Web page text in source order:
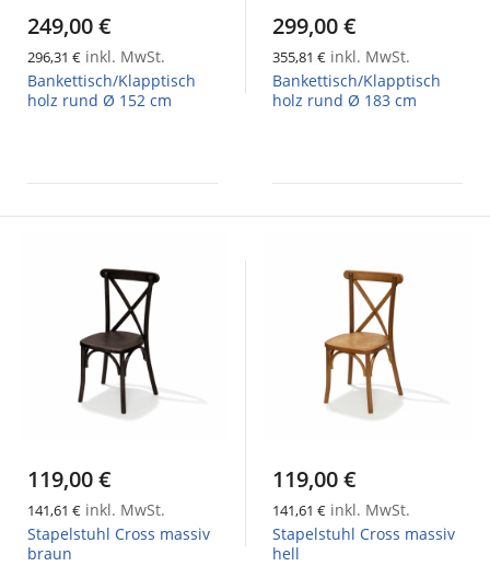
249,00 €
296,31 € inkl. MwSt.
Bankettisch/Klapptisch
holz rund Ø 152 cm
299,00 €
355,81 € inkl. MwSt.
Bankettisch/Klapptisch
holz rund Ø 183 cm
119,00 €
141,61 € inkl. MwSt.
Stapelstuhl Cross massiv
braun
119,00 €
141,61 € inkl. MwSt.
Stapelstuhl Cross massiv
hell